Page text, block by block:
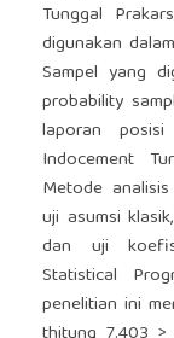
Tunggal
digunakan
Sampel yang
probability
laporan
Indocement
Metode
uji asumsi
dan uji
Statistical
penelitian ini